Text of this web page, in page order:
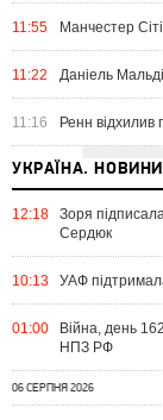
11:55 Манчестер
11:22 Даніель
11:16 Ренн
УКРАЇНА. НОВИНИ
12:18
Зоря
Сердюк
10:13 УАФ
01:00
Війна, день
НПЗ РФ
06 СЕРПНЯ 2026